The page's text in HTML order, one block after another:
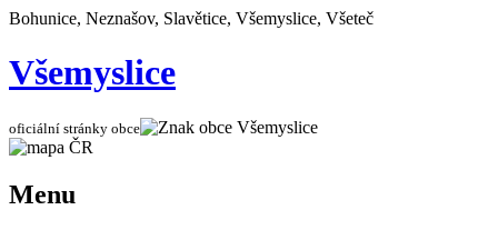
Bohunice, Neznašov, Slavětice, Všemyslice, Všeteč
Všemyslice
oficiální stránky obce
Menu